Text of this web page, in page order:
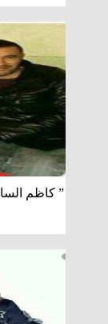
” كاظم